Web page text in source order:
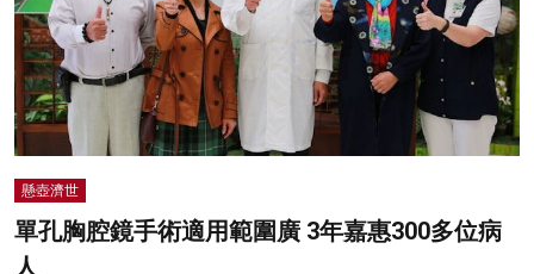
名家榜
灼見活動
關於我們
懸壺濟世
單孔胸腔鏡手術適用範圍廣 3年嘉惠300多位病
人